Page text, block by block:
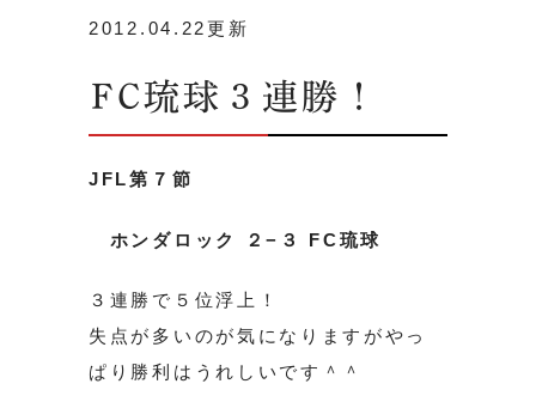
2012.04.22更新
FC琉球３連勝！
JFL第７節
ホンダロック ２−３ FC琉球
３連勝で５位浮上！
失点が多いのが気になりますがやっ
ぱり勝利はうれしいです＾＾